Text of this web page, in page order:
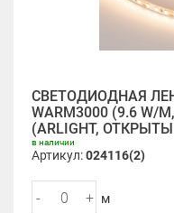
СВЕТОДИОДНАЯ
WARM3000 (9.6 W/
(ARLIGHT,
в наличии
Артикул:024116(2)
- + м